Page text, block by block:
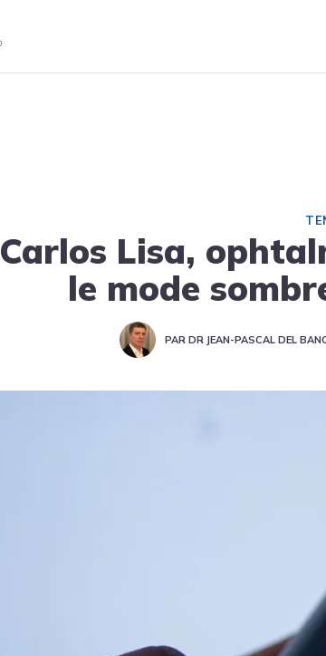
Carlos Lisa,
le mode
PAR DR JEAN-PASCAL DEL